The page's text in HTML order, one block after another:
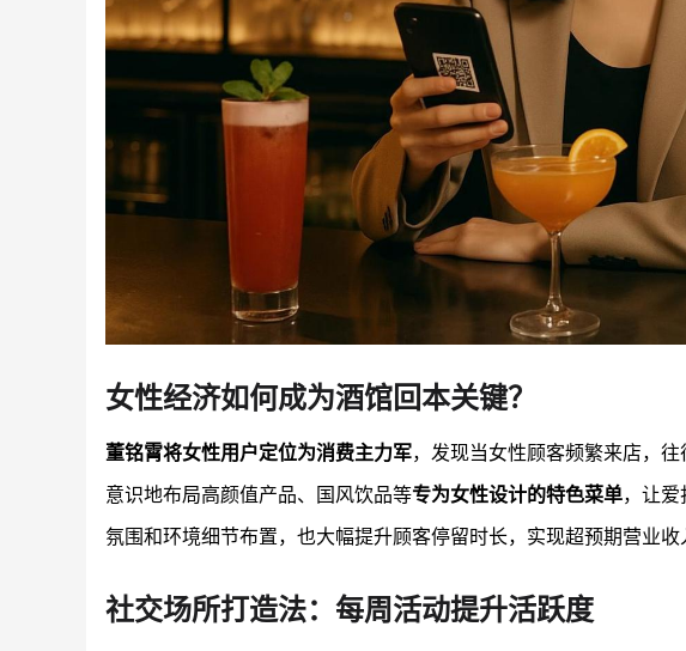
女性经济如何成为酒馆回本关键？
董铭霄将女性用户定位为消费主力军，发现当女性顾客频繁来店，
意识地布局高颜值产品、国风饮品等专为女性设计的特色菜单，让
氛围和环境细节布置，也大幅提升顾客停留时长，实现超预期营业收
社交场所打造法：每周活动提升活跃度